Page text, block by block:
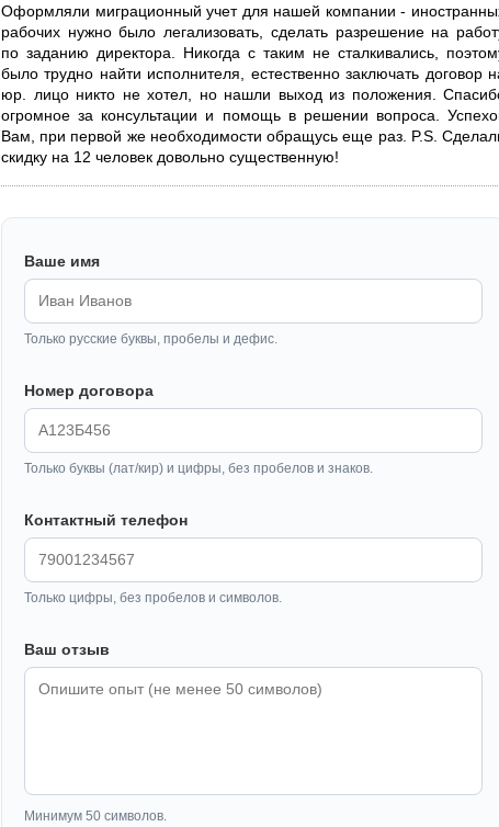
Оформляли миграционный учет для нашей компании -
рабочих нужно было легализовать, сделать разрешение на
по заданию директора. Никогда с таким не сталкивались,
было трудно найти исполнителя, естественно заключать договор
юр. лицо никто не хотел, но нашли выход из положения.
огромное за консультации и помощь в решении вопроса.
Вам, при первой же необходимости обращусь еще раз. P.S.
скидку на 12 человек довольно существенную!
Ваше имя
Только русские буквы, пробелы и дефис.
Номер договора
Только буквы (лат/кир) и цифры, без пробелов и знаков.
Контактный телефон
Только цифры, без пробелов и символов.
Ваш отзыв
Минимум 50 символов.